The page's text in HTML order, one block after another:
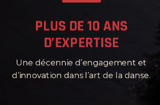
PLUS DE 10 ANS
D’EXPERTISE
Une décennie d’engagement et
d’innovation dans l’art de la danse.